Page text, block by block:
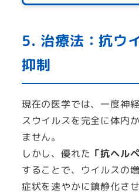
5. 治療法：抗ウ
抑制
現在の医学では、一度神
スウイルスを完全に体内
ません。
しかし、優れた 「抗ヘル
することで、ウイルスの
症状を速やかに鎮静化さ